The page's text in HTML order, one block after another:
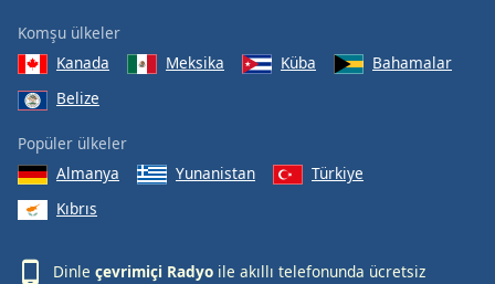
Komşu ülkeler
Kanada
Meksika Küba
Bahamalar
Belize
Popüler ülkeler
Almanya
Yunanistan
Türkiye
Kıbrıs
Dinle çevrimiçi Radyo ile akıllı telefonunda ücretsiz